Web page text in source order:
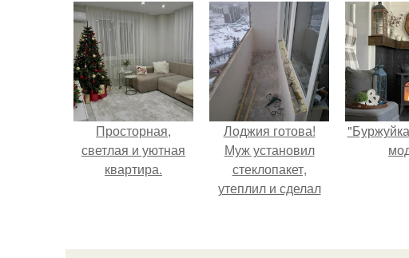
Просторная,
светлая и уютная
квартира.
Лоджия готова!
Муж установил
стеклопакет,
утеплил и сделал